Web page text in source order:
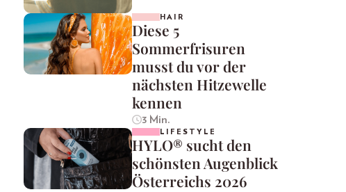
HAIR
Diese 5
Sommerfrisuren
musst du vor der
nächsten Hitzewelle
kennen
3 Min.
LIFESTYLE
HYLO® sucht den
schönsten Augenblick
Österreichs 2026